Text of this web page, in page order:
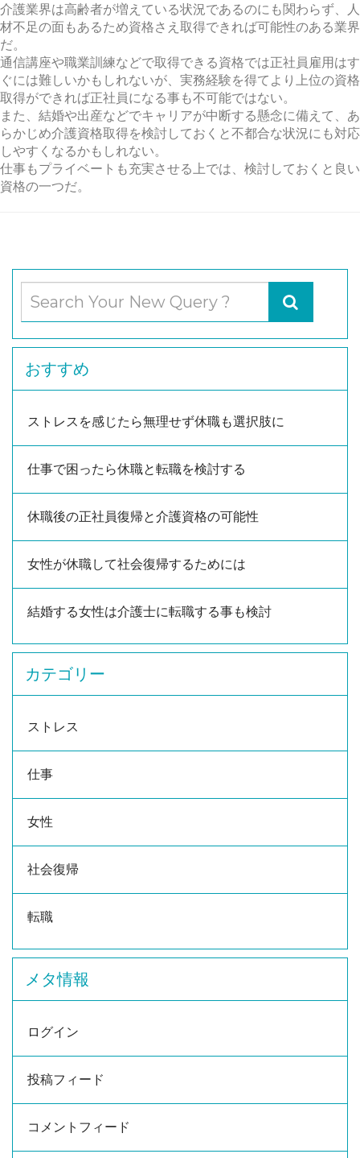
介護業界は高齢者が増えている状況であるのにも関わらず、人
材不足の面もあるため資格さえ取得できれば可能性のある業界
だ。
通信講座や職業訓練などで取得できる資格では正社員雇用はす
ぐには難しいかもしれないが、実務経験を得てより上位の資格
取得ができれば正社員になる事も不可能ではない。
また、結婚や出産などでキャリアが中断する懸念に備えて、あ
らかじめ介護資格取得を検討しておくと不都合な状況にも対応
しやすくなるかもしれない。
仕事もプライベートも充実させる上では、検討しておくと良い
資格の一つだ。
おすすめ
ストレスを感じたら無理せず休職も選択肢に
仕事で困ったら休職と転職を検討する
休職後の正社員復帰と介護資格の可能性
女性が休職して社会復帰するためには
結婚する女性は介護士に転職する事も検討
カテゴリー
ストレス
仕事
女性
社会復帰
転職
メタ情報
ログイン
投稿フィード
コメントフィード